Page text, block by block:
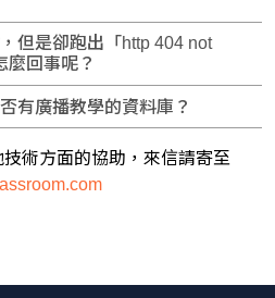
但是卻跑出「http 404 not
麼回事呢？
有廣播教學的資料庫？
術方面的協助，來信請寄至